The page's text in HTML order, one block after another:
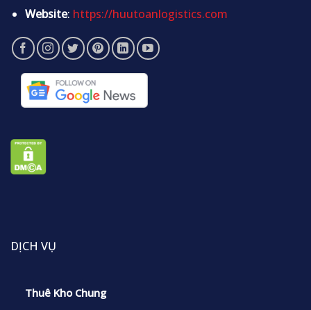
Website: https://huutoanlogistics.com
DỊCH VỤ
Thuê Kho Chung